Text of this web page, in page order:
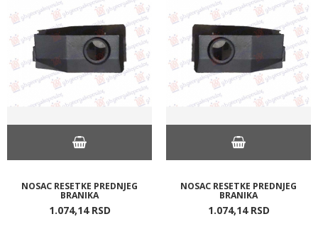
NOSAC RESETKE PREDNJEG
BRANIKA
1.074,14 RSD
NOSAC RESETKE PREDNJEG
BRANIKA
1.074,14 RSD